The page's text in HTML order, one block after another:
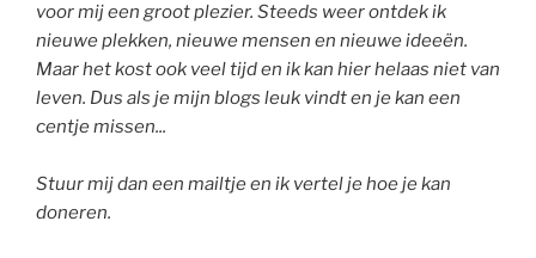
voor mij een groot plezier. Steeds weer ontdek ik
nieuwe plekken, nieuwe mensen en nieuwe ideeën.
Maar het kost ook veel tijd en ik kan hier helaas niet van
leven. Dus als je mijn blogs leuk vindt en je kan een
centje missen...
Stuur mij dan een mailtje en ik vertel je hoe je kan
doneren.